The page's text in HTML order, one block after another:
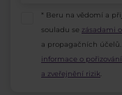
* Beru na vědomí a
souladu se zásadami
a propagačních
informace o
a zveřejnění rizik